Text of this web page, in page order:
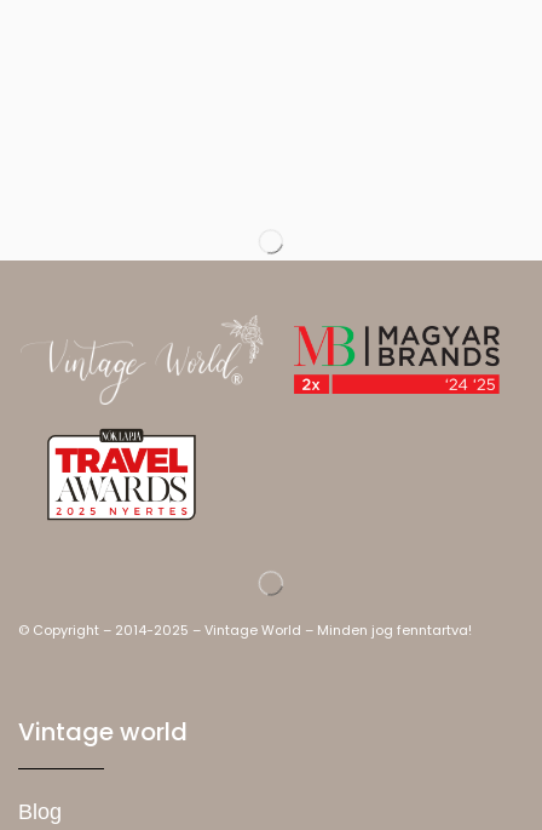
© Copyright – 2014-2025 – Vintage World – Minden jog fenntartva!
Vintage world
Blog